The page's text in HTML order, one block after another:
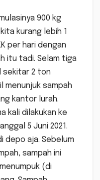
900 kg
kurang lebih 1
per hari dengan
itu tadi. Selam tiga
sekitar 2 ton
menunjuk sampah
kantor lurah.
kali dilakukan ke
5 Juni 2021.
depo aja. Sebelum
sampah ini
(di